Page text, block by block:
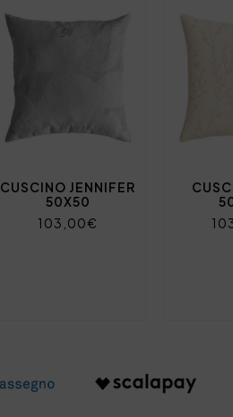
CUSCINO JENNIFER
50X50
103,00€